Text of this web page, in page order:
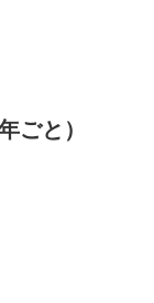
ごと）